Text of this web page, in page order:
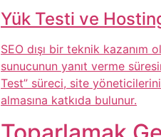
Yük Testi ve
SEO dışı bir teknik
sunucunun yanıt verme
Test” süreci, site
almasına katkıda bulunur.